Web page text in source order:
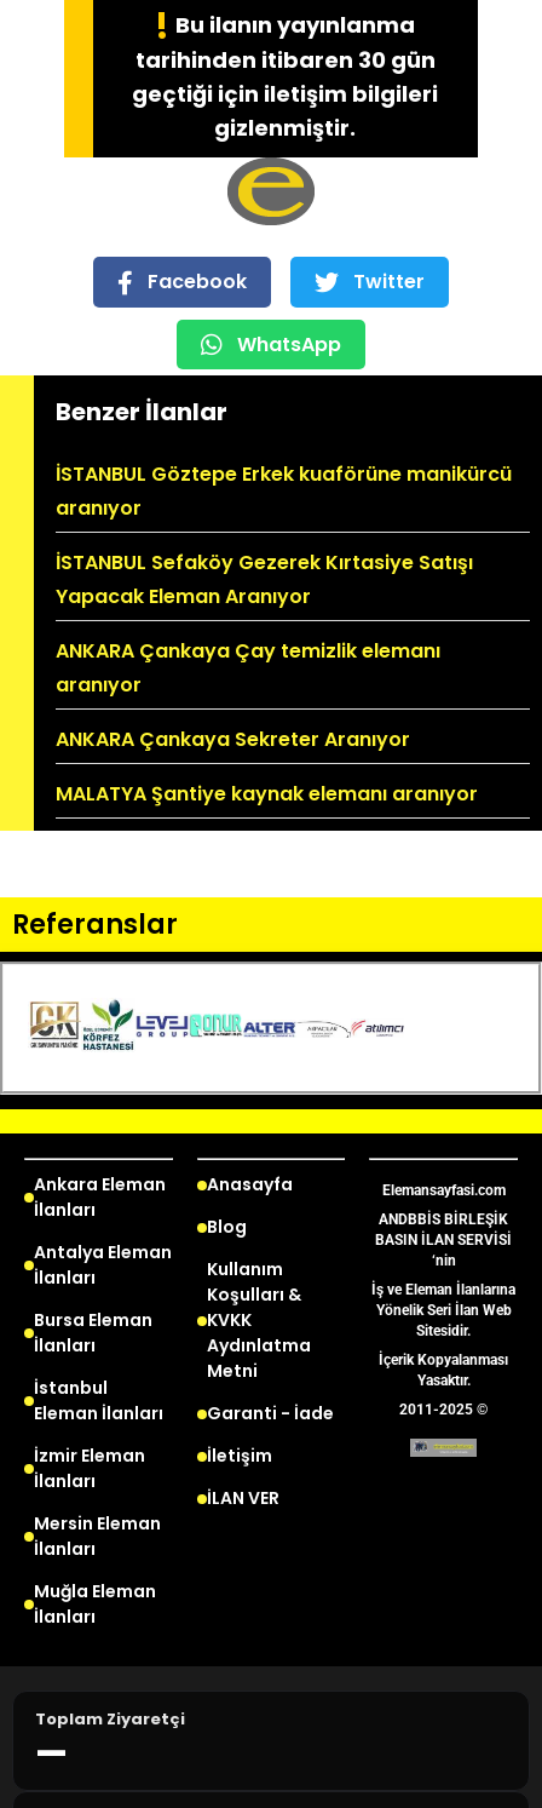
! Bu ilanın yayınlanma
tarihinden itibaren 30 gün
geçtiği için iletişim bilgileri
gizlenmiştir.
Facebook Twitter
WhatsApp
Benzer İlanlar
İSTANBUL Göztepe Erkek kuaförüne manikürcü
aranıyor
İSTANBUL Sefaköy Gezerek Kırtasiye Satışı
Yapacak Eleman Aranıyor
ANKARA Çankaya Çay temizlik elemanı
aranıyor
ANKARA Çankaya Sekreter Aranıyor
MALATYA Şantiye kaynak elemanı aranıyor
Referanslar
Ankara Eleman
İlanları
Antalya Eleman
İlanları
Bursa Eleman
İlanları
İstanbul
Eleman İlanları
İzmir Eleman
İlanları
Mersin Eleman
İlanları
Muğla Eleman
İlanları
Anasayfa
Blog
Kullanım
Koşulları &
KVKK
Aydınlatma
Metni
Garanti - İade
İletişim
İLAN VER
Elemansayfasi.com
ANDBBİS BİRLEŞİK
BASIN İLAN SERVİSİ
‘nin
İş ve Eleman İlanlarına
Yönelik Seri İlan Web
Sitesidir.
İçerik Kopyalanması
Yasaktır.
2011-2025 ©
Toplam Ziyaretçi
—